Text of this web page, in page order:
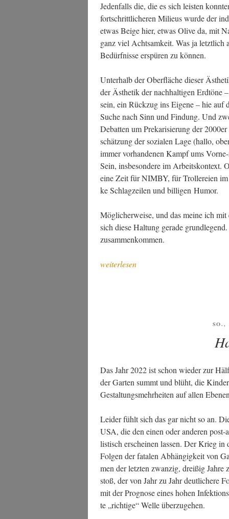
Jeden­falls die, die es sich leis­ten
fort­schritt­li­che­ren Milieus wur­de der
etwas Beige hier, etwas Oli­ve da, mit
ganz viel Acht­sam­keit. Was ja letzt­lich
Bedürf­nis­se erspü­ren zu können.
Unter­halb der Ober­flä­che die­ser
der Ästhe­tik der nach­hal­ti­gen Erd­tö­ne
sein, ein Rück­zug ins Eige­ne – hie auf
Suche nach Sinn und Fin­dung. Und
Debat­ten um Pre­ka­ri­sie­rung der
schät­zung der sozia­len Lage (hal­lo,
immer vor­han­de­nen Kampf ums
Sein, ins­be­son­de­re im Arbeits­kon­text.
eine Zeit für NIMBY, für Trol­lerei­en
ke Schlag­zei­len und bil­li­gen Humor.
Mög­li­cher­wei­se, und das mei­ne ich
sich die­se Hal­tung gera­de
zusammenkommen.
„Eine
weiterlesen
SO.,
Das Jahr 2022 ist schon wie­der zur
der Gar­ten summt und blüht, die
Gestal­tungs­mehr­hei­ten auf allen
Lei­der fühlt sich das gar nicht so an.
USA, die den einen oder ande­ren
lis­tisch erschei­nen las­sen. Der Krieg
Fol­gen der fata­len Abhän­gig­keit von
men der letz­ten zwan­zig, drei­ßig
stoß, der von Jahr zu Jahr deut­li­che­re
mit der Pro­gno­se eines hohen
te „rich­ti­ge“ Wel­le überzugehen.